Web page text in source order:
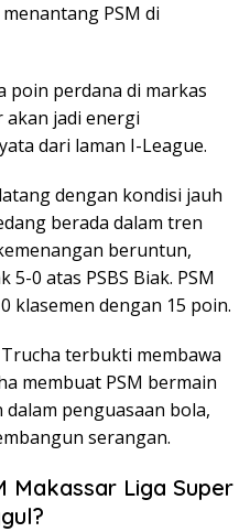
PSM di
poin perdana di markas
jadi energi
dari laman I-League.
dengan kondisi jauh
berada dalam tren
beruntun,
0 atas PSBS Biak. PSM
klasemen dengan 15 poin.
terbukti membawa
membuat PSM bermain
penguasaan bola,
serangan.
Makassar Liga Super